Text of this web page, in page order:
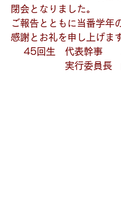
閉会となりました。
ご報告とともに当番学年
感謝とお礼を申し上げま
45回生　代表幹事　
実行委員長